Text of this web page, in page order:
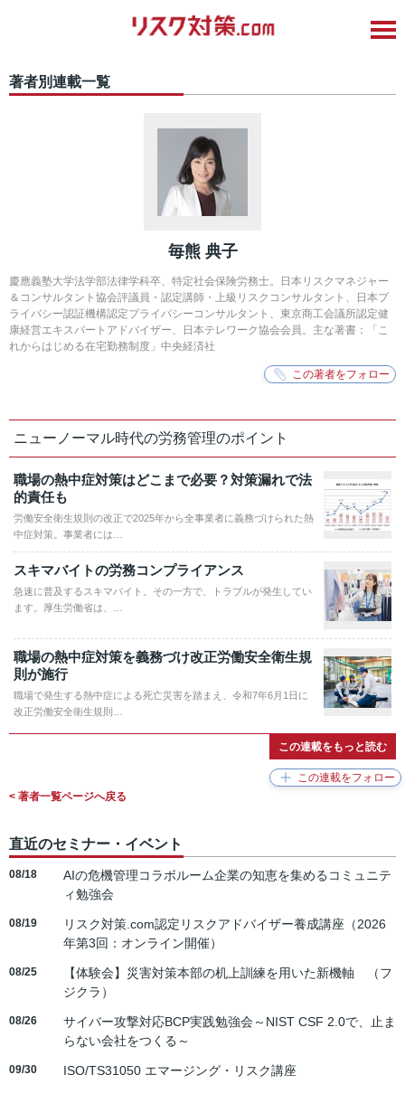
著者別連載一覧
毎熊 典子
慶應義塾大学法学部法律学科卒、特定社会保険労務士。日本リスクマネジャー
＆コンサルタント協会評議員・認定講師・上級リスクコンサルタント、日本プ
ライバシー認証機構認定プライバシーコンサルタント、東京商工会議所認定健
康経営エキスパートアドバイザー、日本テレワーク協会会員。主な著書：「こ
れからはじめる在宅勤務制度」中央経済社
ニューノーマル時代の労務管理のポイント
職場の熱中症対策はどこまで必要？対策漏れで法
的責任も
労働安全衛生規則の改正で2025年から全事業者に義務づけられた熱
中症対策。事業者には…
スキマバイトの労務コンプライアンス
急速に普及するスキマバイト。その一方で、トラブルが発生してい
ます。厚生労働省は、…
職場の熱中症対策を義務づけ改正労働安全衛生規
則が施行
職場で発生する熱中症による死亡災害を踏まえ、令和7年6月1日に
改正労働安全衛生規則…
この連載をもっと読む
< 著者一覧ページへ戻る
直近のセミナー・イベント
08/18
AIの危機管理コラボルーム企業の知恵を集めるコミュニテ
ィ勉強会
08/19
リスク対策.com認定リスクアドバイザー養成講座（2026
年第3回：オンライン開催）
08/25
【体験会】災害対策本部の机上訓練を用いた新機軸 （フ
ジクラ）
08/26
サイバー攻撃対応BCP実践勉強会～NIST CSF 2.0で、止ま
らない会社をつくる～
09/30 ISO/TS31050 エマージング・リスク講座